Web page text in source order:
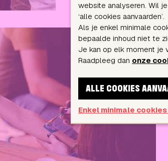
website analyseren. Wil
‘alle cookies aanvaarden’.
Als je enkel minimale
bepaalde inhoud niet te
Je kan op elk moment je
Raadpleeg dan onze
ALLE COOKIES
Enkel minimale